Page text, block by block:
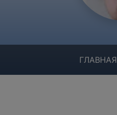
ГЛАВНАЯ